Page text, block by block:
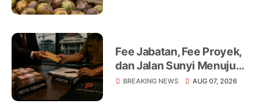
Fee Jabatan, Fee Proyek,
dan Jalan Sunyi Menuju
Operasi Tangkap Tangan
BREAKING NEWS AUG 07, 2026